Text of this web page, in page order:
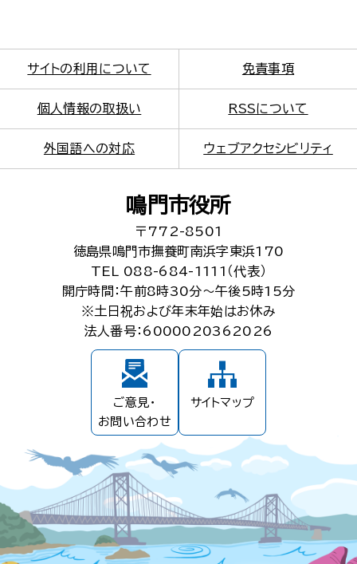
サイトの利用について 免責事項
個人情報の取扱い RSSについて
外国語への対応 ウェブアクセシビリティ
鳴門市役所
〒772-8501
徳島県鳴門市撫養町南浜字東浜170
TEL 088-684-1111（代表）
開庁時間：午前8時30分～午後5時15分
※土日祝および年末年始はお休み
法人番号：6000020362026
ご意見・
お問い合わせ
サイトマップ